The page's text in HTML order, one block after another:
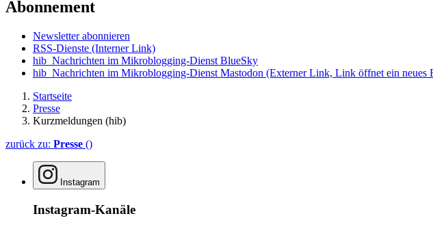
Abonnement
Newsletter abonnieren
RSS-Dienste (Interner Link)
hib_Nachrichten im Mikroblogging-Dienst BlueSky
hib_Nachrichten im Mikroblogging-Dienst Mastodon (Externer Link, Link öffnet ein neues
Startseite
Presse
Kurzmeldungen (hib)
zurück zu: Presse ()
Instagram
Instagram-Kanäle